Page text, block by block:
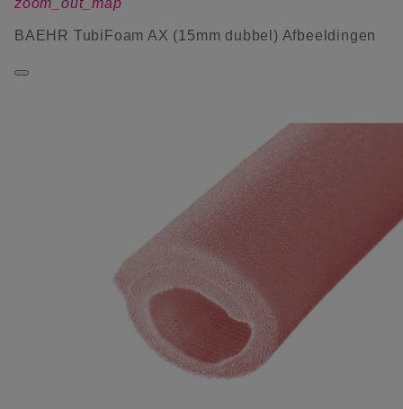
zoom_out_map
BAEHR TubiFoam AX (15mm dubbel) Afbeeldingen